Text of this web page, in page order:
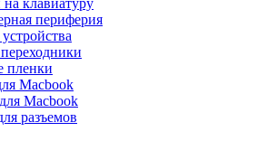
клавиатуру
периферия
пленки
Macbook
Macbook
разъемов